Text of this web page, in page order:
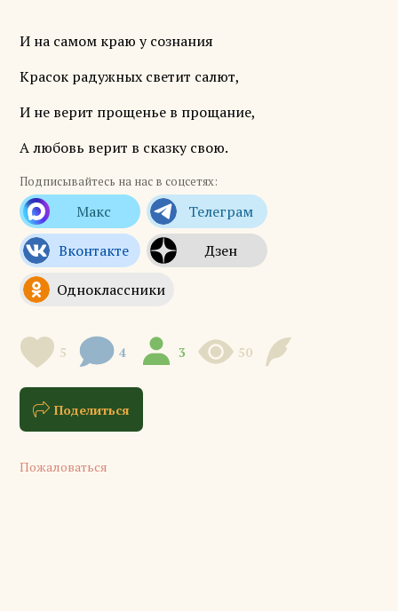
И на самом краю у сознания
Красок радужных светит салют,
И не верит прощенье в прощание,
А любовь верит в сказку свою.
Подписывайтесь на нас в соцсетях:
5 4 3 50
Поделиться
Пожаловаться